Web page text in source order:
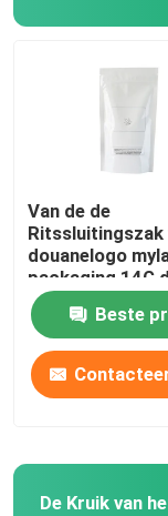
Neem contact
Nieuws
Van de de
Ritssluitingszak
douanelogo
packaging 14G
bloem
Beste
De Kruik van